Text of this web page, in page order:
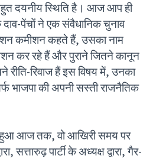
दयनीय स्थिति है। आज आप ही
दाव-पेंचों ने एक संवैधानिक चुनाव
कमीशन कहते हैं, उसका नाम
कर रहे हैं और पुराने जितने कानून
रीति-रिवाज हैं इस विषय में, उनका
भाजपा की अपनी सस्ती राजनैतिक
हुआ आज तक, वो आखिरी समय पर
सत्तारुढ़ पार्टी के अध्यक्ष द्वारा, गैर-